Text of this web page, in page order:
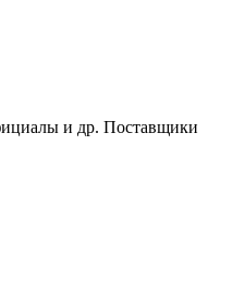
и др. Поставщики